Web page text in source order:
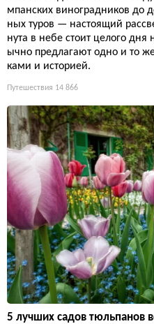
мпанских виноградников до
ных туров — настоящий
нута в небе стоит целого
ычно предлагают одно и то
ками и историей.
Путешествия 14 866
5 лучших садов тюльпанов